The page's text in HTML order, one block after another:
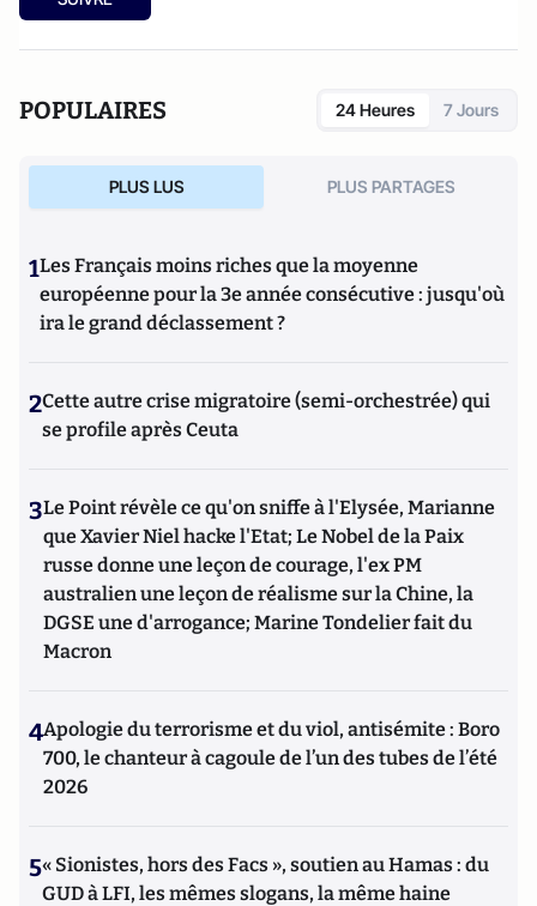
et de l’analyse des marchés de la montre.
POPULAIRES 24 Heures 7 Jours
PLUS LUS PLUS PARTAGES
1Les Français moins riches que la moyenne
européenne pour la 3e année consécutive : jusqu'où
ira le grand déclassement ?
2Cette autre crise migratoire (semi-orchestrée) qui
se profile après Ceuta
3Le Point révèle ce qu'on sniffe à l'Elysée, Marianne
que Xavier Niel hacke l'Etat; Le Nobel de la Paix
russe donne une leçon de courage, l'ex PM
australien une leçon de réalisme sur la Chine, la
DGSE une d'arrogance; Marine Tondelier fait du
Macron
4Apologie du terrorisme et du viol, antisémite : Boro
700, le chanteur à cagoule de l’un des tubes de l’été
2026
5« Sionistes, hors des Facs », soutien au Hamas : du
GUD à LFI, les mêmes slogans, la même haine